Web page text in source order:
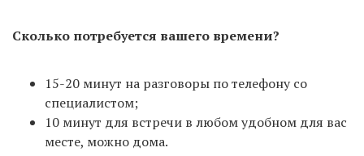
Сколько потребуется вашего времени?
15-20 минут на разговоры по телефону со
специалистом;
10 минут для встречи в любом удобном для вас
месте, можно дома.